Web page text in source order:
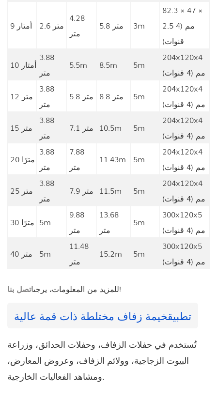
9 أمتار 2.6 متر
4.28
متر
5.8 متر 3m
82.3 × 47 ×
2.5 مم (4
قنوات)
10 أمتار
3.88
متر
5.5m 8.5m 5m
204x120x4
مم (4 قنوات)
12 متر
3.88
متر
5.8 متر 8.8 متر 5m
204x120x4
مم (4 قنوات)
15 متر
3.88
متر
7.1 متر 10.5m 5m
204x120x4
مم (4 قنوات)
20 مترًا
3.88
متر
7.88
متر
11.43m 5m
204x120x4
مم (4 قنوات)
25 متر
3.88
متر
7.9 متر 11.5m 5m
204x120x4
مم (4 قنوات)
30 مترًا 5m
9.88
متر
13.68
متر
5m
300x120x5
مم (4 قنوات)
40 متر 5m
11.48
متر
15.2m 5m
300x120x5
مم (4 قنوات)
للمزيد من المعلومات، يرجىاتصل بنا !
تطبيقخيمة زفاف مختلطة ذات قمة عالية
تُستخدم في حفلات الزفاف، وحفلات الحدائق، وزراعة
البيوت الزجاجية، وولائم الزفاف، وعروض المعارض،
ومشاهد الفعاليات الخارجية.